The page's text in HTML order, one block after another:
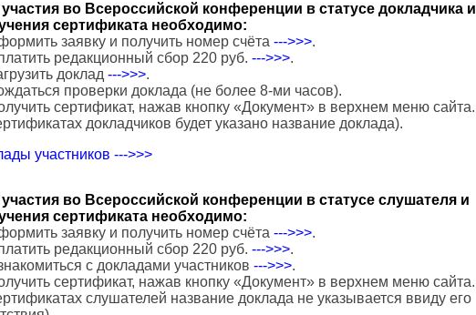
во Всероссийской конференции в статусе докладчика и
сертификата необходимо:
заявку и получить номер счёта --->>>.
редакционный сбор 220 руб. --->>>.
доклад --->>>.
проверки доклада (не более 8-ми часов).
сертификат, нажав кнопку «Документ» в верхнем меню сайта.
докладчиков будет указано название доклада).
участников --->>>
во Всероссийской конференции в статусе слушателя и
сертификата необходимо:
заявку и получить номер счёта --->>>.
редакционный сбор 220 руб. --->>>.
с докладами участников --->>>.
сертификат, нажав кнопку «Документ» в верхнем меню сайта.
слушателей название доклада не указывается ввиду его